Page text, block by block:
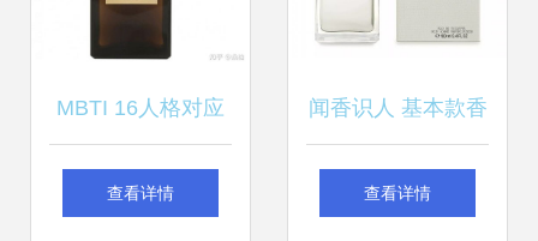
MBTI 16人格对应
的香氛美学 你的性
查看详情
闻香识人 基本款香
水与处男的微妙关
查看详情